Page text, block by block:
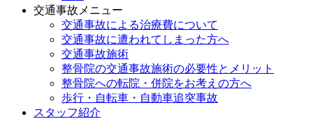
交通事故メニュー
交通事故による治療費について
交通事故に遭われてしまった方へ
交通事故施術
整骨院の交通事故施術の必要性とメリット
整骨院への転院・併院をお考えの方へ
歩行・自転車・自動車追突事故
スタッフ紹介